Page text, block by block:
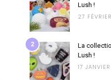
Lush !
27
2
La
Lush !
17